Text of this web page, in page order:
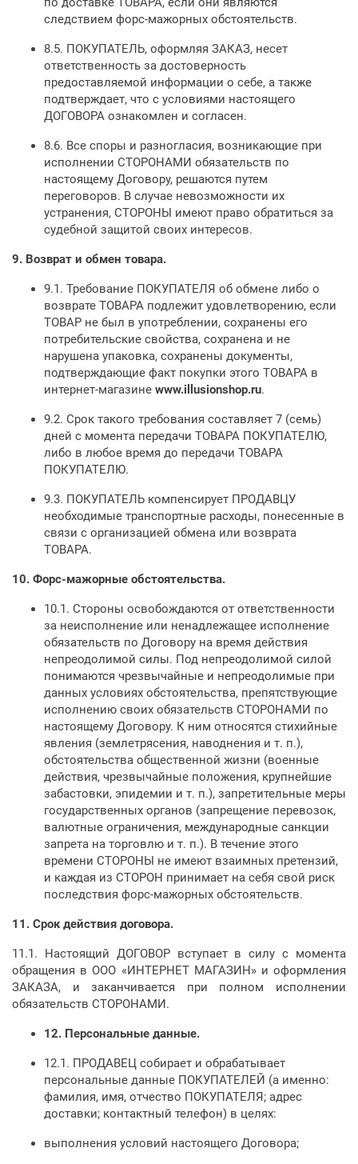
следствием форс-мажорных обстоятельств.
8.5. ПОКУПАТЕЛЬ, оформляя ЗАКАЗ, несет
ответственность за достоверность
предоставляемой информации о себе, а также
подтверждает, что с условиями настоящего
ДОГОВОРА ознакомлен и согласен.
8.6. Все споры и разногласия, возникающие при
исполнении СТОРОНАМИ обязательств по
настоящему Договору, решаются путем
переговоров. В случае невозможности их
устранения, СТОРОНЫ имеют право обратиться за
судебной защитой своих интересов.
9. Возврат и обмен товара.
9.1. Требование ПОКУПАТЕЛЯ об обмене либо о
возврате ТОВАРА подлежит удовлетворению, если
ТОВАР не был в употреблении, сохранены его
потребительские свойства, сохранена и не
нарушена упаковка, сохранены документы,
подтверждающие факт покупки этого ТОВАРА в
интернет-магазине www.illusionshop.ru.
9.2. Срок такого требования составляет 7 (семь)
дней с момента передачи ТОВАРА ПОКУПАТЕЛЮ,
либо в любое время до передачи ТОВАРА
ПОКУПАТЕЛЮ.
9.3. ПОКУПАТЕЛЬ компенсирует ПРОДАВЦУ
необходимые транспортные расходы, понесенные в
связи с организацией обмена или возврата
ТОВАРА.
10. Форс-мажорные обстоятельства.
10.1. Стороны освобождаются от ответственности
за неисполнение или ненадлежащее исполнение
обязательств по Договору на время действия
непреодолимой силы. Под непреодолимой силой
понимаются чрезвычайные и непреодолимые при
данных условиях обстоятельства, препятствующие
исполнению своих обязательств СТОРОНАМИ по
настоящему Договору. К ним относятся стихийные
явления (землетрясения, наводнения и т. п.),
обстоятельства общественной жизни (военные
действия, чрезвычайные положения, крупнейшие
забастовки, эпидемии и т. п.), запретительные меры
государственных органов (запрещение перевозок,
валютные ограничения, международные санкции
запрета на торговлю и т. п.). В течение этого
времени СТОРОНЫ не имеют взаимных претензий,
и каждая из СТОРОН принимает на себя свой риск
последствия форс-мажорных обстоятельств.
11. Срок действия договора.
11.1. Настоящий ДОГОВОР вступает в силу с момента
обращения в ООО «ИНТЕРНЕТ МАГАЗИН» и оформления
ЗАКАЗА, и заканчивается при полном исполнении
обязательств СТОРОНАМИ.
12. Персональные данные.
12.1. ПРОДАВЕЦ собирает и обрабатывает
персональные данные ПОКУПАТЕЛЕЙ (а именно:
фамилия, имя, отчество ПОКУПАТЕЛЯ; адрес
доставки; контактный телефон) в целях:
выполнения условий настоящего Договора;